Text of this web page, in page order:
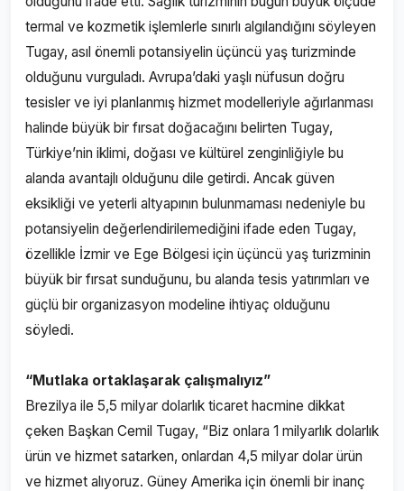
termal ve kozmetik işlemlerle sınırlı algılandığını söyleyen
Tugay, asıl önemli potansiyelin üçüncü yaş turizminde
olduğunu vurguladı. Avrupa’daki yaşlı nüfusun doğru
tesisler ve iyi planlanmış hizmet modelleriyle ağırlanması
halinde büyük bir fırsat doğacağını belirten Tugay,
Türkiye’nin iklimi, doğası ve kültürel zenginliğiyle bu
alanda avantajlı olduğunu dile getirdi. Ancak güven
eksikliği ve yeterli altyapının bulunmaması nedeniyle bu
potansiyelin değerlendirilemediğini ifade eden Tugay,
özellikle İzmir ve Ege Bölgesi için üçüncü yaş turizminin
büyük bir fırsat sunduğunu, bu alanda tesis yatırımları ve
güçlü bir organizasyon modeline ihtiyaç olduğunu
söyledi.
“Mutlaka ortaklaşarak çalışmalıyız”
Brezilya ile 5,5 milyar dolarlık ticaret hacmine dikkat
çeken Başkan Cemil Tugay, “Biz onlara 1 milyarlık dolarlık
ürün ve hizmet satarken, onlardan 4,5 milyar dolar ürün
ve hizmet alıyoruz. Güney Amerika için önemli bir inanç